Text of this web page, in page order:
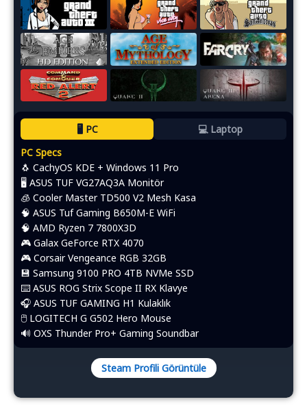
🖥️ PC
💻 Laptop
PC Specs
🐧 CachyOS KDE + Windows 11 Pro
🖥️ ASUS TUF VG27AQ3A Monitör
🧊 Cooler Master TD500 V2 Mesh Kasa
🧠 ASUS Tuf Gaming B650M-E WiFi
🧠 AMD Ryzen 7 7800X3D
🎮 Galax GeForce RTX 4070
🎮 Corsair Vengeance RGB 32GB
💾 Samsung 9100 PRO 4TB NVMe SSD
⌨️​ ASUS ROG Strix Scope II RX Klavye
🎧 ASUS TUF GAMING H1 Kulaklık
🖱️​ LOGITECH G G502 Hero Mouse
🔊 OXS Thunder Pro+ Gaming Soundbar
Steam Profili Görüntüle